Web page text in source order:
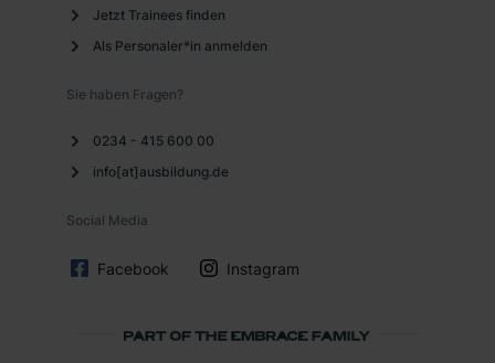
Jetzt Trainees finden
Als Personaler*in anmelden
Sie haben Fragen?
0234 - 415 600 00
info[at]ausbildung.de
Social Media
Facebook Instagram